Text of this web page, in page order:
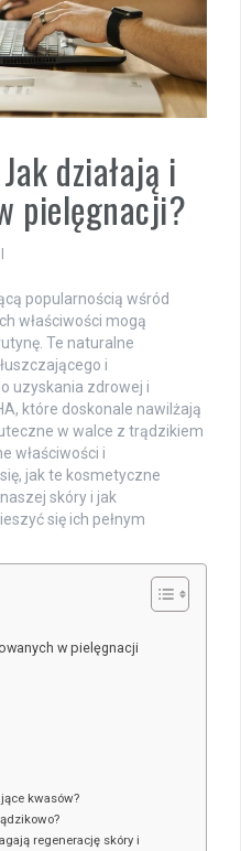
działają i
pielęgnacji?
popularnością wśród
właściwości mogą
Te naturalne
i
uzyskania zdrowej i
które doskonale nawilżają
w walce z trądzikiem
właściwości i
jak te kosmetyczne
skóry i jak
się ich pełnym
w pielęgnacji
kwasów?
regenerację skóry i